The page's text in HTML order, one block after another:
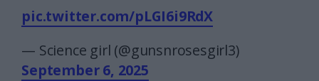
pic.twitter.com/pLGI6i9RdX
— Science girl (@gunsnrosesgirl3)
September 6, 2025